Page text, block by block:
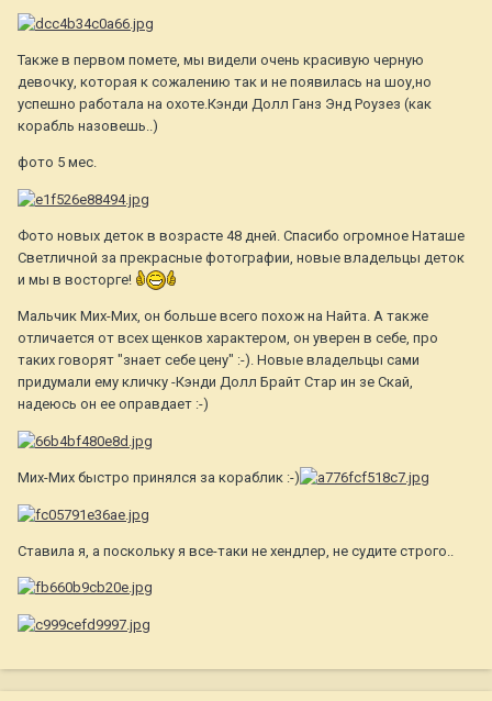
Также в первом помете, мы видели очень красивую черную
девочку, которая к сожалению так и не появилась на шоу,но
успешно работала на охоте.Кэнди Долл Ганз Энд Роузез (как
корабль назовешь..)
фото 5 мес.
Фото новых деток в возрасте 48 дней. Спасибо огромное Наташе
Светличной за прекрасные фотографии, новые владельцы деток
и мы в восторге!
Мальчик Мих-Мих, он больше всего похож на Найта. А также
отличается от всех щенков характером, он уверен в себе, про
таких говорят "знает себе цену" :-). Новые владельцы сами
придумали ему кличку -Кэнди Долл Брайт Стар ин зе Скай,
надеюсь он ее оправдает :-)
Мих-Мих быстро принялся за кораблик :-)
Ставила я, а поскольку я все-таки не хендлер, не судите строго..